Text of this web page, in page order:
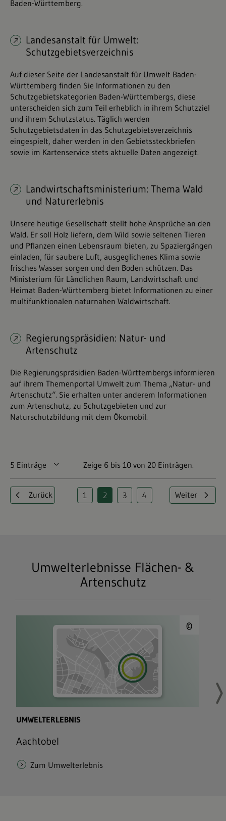
Baden-Württemberg.
Landesanstalt für Umwelt:
Schutzgebietsverzeichnis
Auf dieser Seite der Landesanstalt für Umwelt Baden-
Württemberg finden Sie Informationen zu den
Schutzgebietskategorien Baden-Württembergs, diese
unterscheiden sich zum Teil erheblich in ihrem Schutzziel
und ihrem Schutzstatus. Täglich werden
Schutzgebietsdaten in das Schutzgebietsverzeichnis
eingespielt, daher werden in den Gebietssteckbriefen
sowie im Kartenservice stets aktuelle Daten angezeigt.
Landwirtschaftsministerium: Thema Wald
und Naturerlebnis
Unsere heutige Gesellschaft stellt hohe Ansprüche an den
Wald. Er soll Holz liefern, dem Wild sowie seltenen Tieren
und Pflanzen einen Lebensraum bieten, zu Spaziergängen
einladen, für saubere Luft, ausgeglichenes Klima sowie
frisches Wasser sorgen und den Boden schützen. Das
Ministerium für Ländlichen Raum, Landwirtschaft und
Heimat Baden-Württemberg bietet Informationen zu einer
multifunktionalen naturnahen Waldwirtschaft.
Regierungspräsidien: Natur- und
Artenschutz
Die Regierungspräsidien Baden-Württembergs informieren
auf ihrem Themenportal Umwelt zum Thema „Natur- und
Artenschutz“. Sie erhalten unter anderem Informationen
zum Artenschutz, zu Schutzgebieten und zur
Naturschutzbildung mit dem Ökomobil.
5 Einträge Pro Seite Zeige 6 bis 10 von 20 Einträgen.
Zurück
Seite
1 Seite
2 Seite
3 Seite
4 Weiter